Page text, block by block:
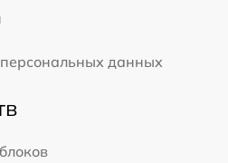
данных